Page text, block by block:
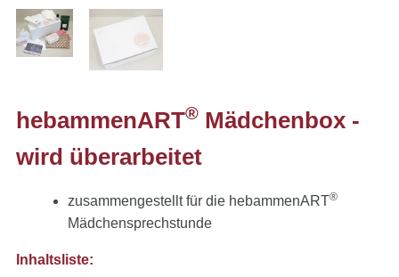
hebammenART® Mädchenbox -
wird überarbeitet
zusammengestellt für die hebammenART®
Mädchensprechstunde
Inhaltsliste: